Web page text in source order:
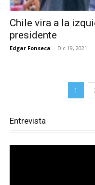
Chile vira a la
presidente
Edgar Fonseca - Dic 19, 2021
1
Entrevista